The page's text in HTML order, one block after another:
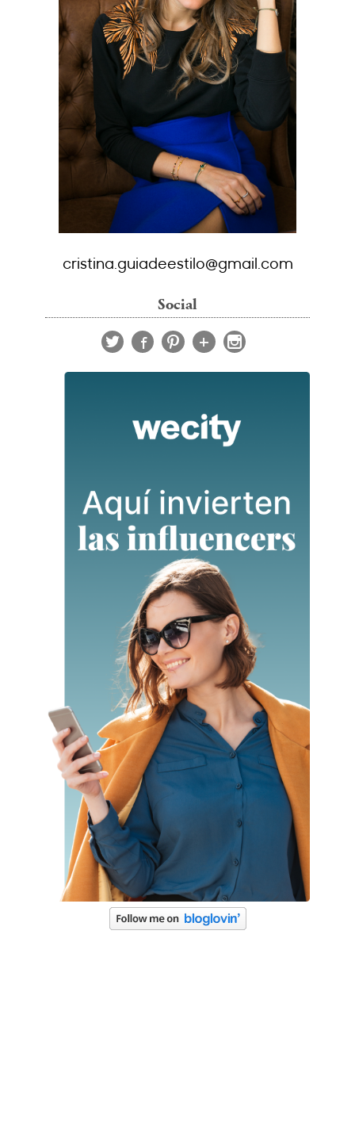
cristina.guiadeestilo@gmail.com
Social